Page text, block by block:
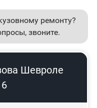
ремонту?
звоните.
Шевроле